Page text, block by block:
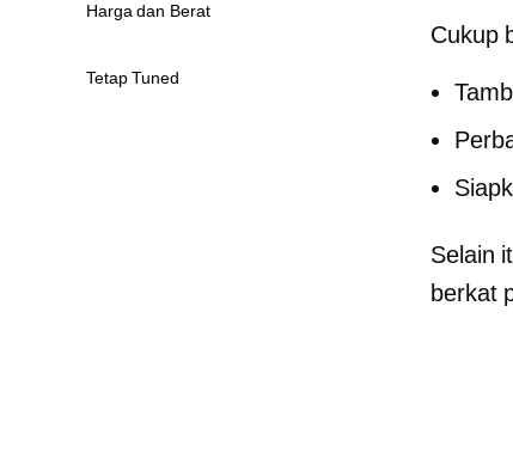
Cukup
Selain
berkat
Harga dan Berat
Tetap Tuned